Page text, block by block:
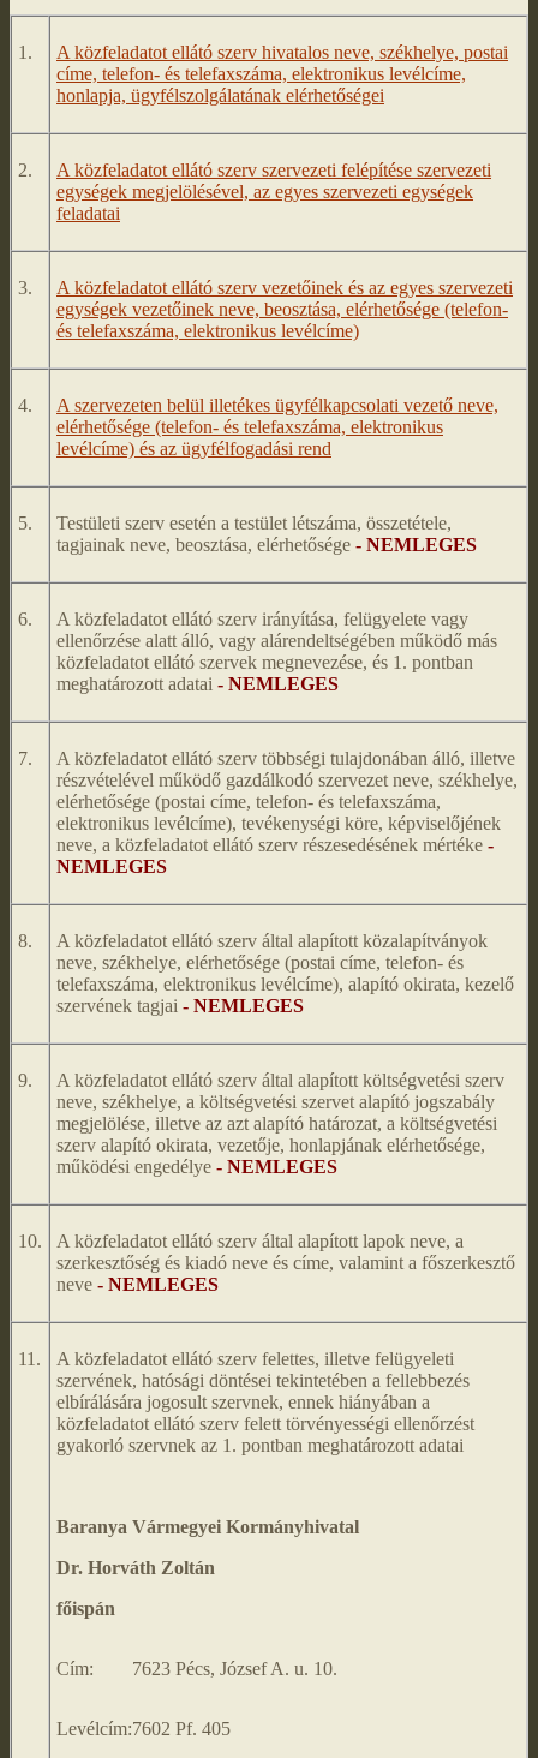
1.
A közfeladatot ellátó szerv hivatalos neve, székhelye, postai
címe, telefon- és telefaxszáma, elektronikus levélcíme,
honlapja, ügyfélszolgálatának elérhetőségei
2.
A közfeladatot ellátó szerv szervezeti felépítése szervezeti
egységek megjelölésével, az egyes szervezeti egységek
feladatai
3.
A közfeladatot ellátó szerv vezetőinek és az egyes szervezeti
egységek vezetőinek neve, beosztása, elérhetősége (telefon-
és telefaxszáma, elektronikus levélcíme)
4.
A szervezeten belül illetékes ügyfélkapcsolati vezető neve,
elérhetősége (telefon- és telefaxszáma, elektronikus
levélcíme) és az ügyfélfogadási rend
5.
Testületi szerv esetén a testület létszáma, összetétele,
tagjainak neve, beosztása, elérhetősége - NEMLEGES
6.
A közfeladatot ellátó szerv irányítása, felügyelete vagy
ellenőrzése alatt álló, vagy alárendeltségében működő más
közfeladatot ellátó szervek megnevezése, és 1. pontban
meghatározott adatai - NEMLEGES
7.
A közfeladatot ellátó szerv többségi tulajdonában álló, illetve
részvételével működő gazdálkodó szervezet neve, székhelye,
elérhetősége (postai címe, telefon- és telefaxszáma,
elektronikus levélcíme), tevékenységi köre, képviselőjének
neve, a közfeladatot ellátó szerv részesedésének mértéke -
NEMLEGES
8.
A közfeladatot ellátó szerv által alapított közalapítványok
neve, székhelye, elérhetősége (postai címe, telefon- és
telefaxszáma, elektronikus levélcíme), alapító okirata, kezelő
szervének tagjai - NEMLEGES
9.
A közfeladatot ellátó szerv által alapított költségvetési szerv
neve, székhelye, a költségvetési szervet alapító jogszabály
megjelölése, illetve az azt alapító határozat, a költségvetési
szerv alapító okirata, vezetője, honlapjának elérhetősége,
működési engedélye - NEMLEGES
10.
A közfeladatot ellátó szerv által alapított lapok neve, a
szerkesztőség és kiadó neve és címe, valamint a főszerkesztő
neve - NEMLEGES
11.
A közfeladatot ellátó szerv felettes, illetve felügyeleti
szervének, hatósági döntései tekintetében a fellebbezés
elbírálására jogosult szervnek, ennek hiányában a
közfeladatot ellátó szerv felett törvényességi ellenőrzést
gyakorló szervnek az 1. pontban meghatározott adatai
Baranya Vármegyei Kormányhivatal
Dr. Horváth Zoltán
főispán
Cím: 7623 Pécs, József A. u. 10.
Levélcím:7602 Pf. 405